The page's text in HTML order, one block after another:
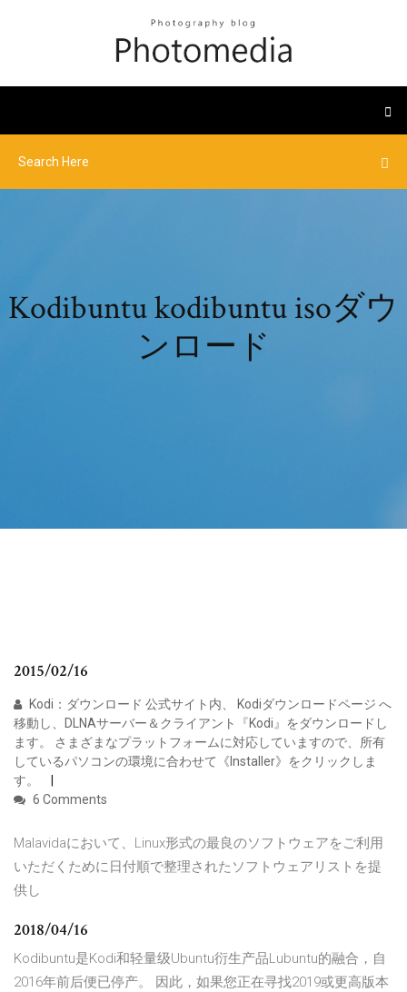
Kodibuntu kodibuntu isoダウ
ンロード
2015/02/16
Kodi：ダウンロード 公式サイト内、 Kodiダウンロードページ へ
移動し、DLNAサーバー＆クライアント『Kodi』をダウンロードし
ます。 さまざまなプラットフォームに対応していますので、所有
しているパソコンの環境に合わせて《Installer》をクリックしま
す。
6 Comments
Malavidaにおいて、Linux形式の最良のソフトウェアをご利用
いただくために日付順で整理されたソフトウェアリストを提
供し
2018/04/16
Kodibuntu是Kodi和轻量级Ubuntu衍生产品Lubuntu的融合，自
2016年前后便已停产。 因此，如果您正在寻找2019或更高版本